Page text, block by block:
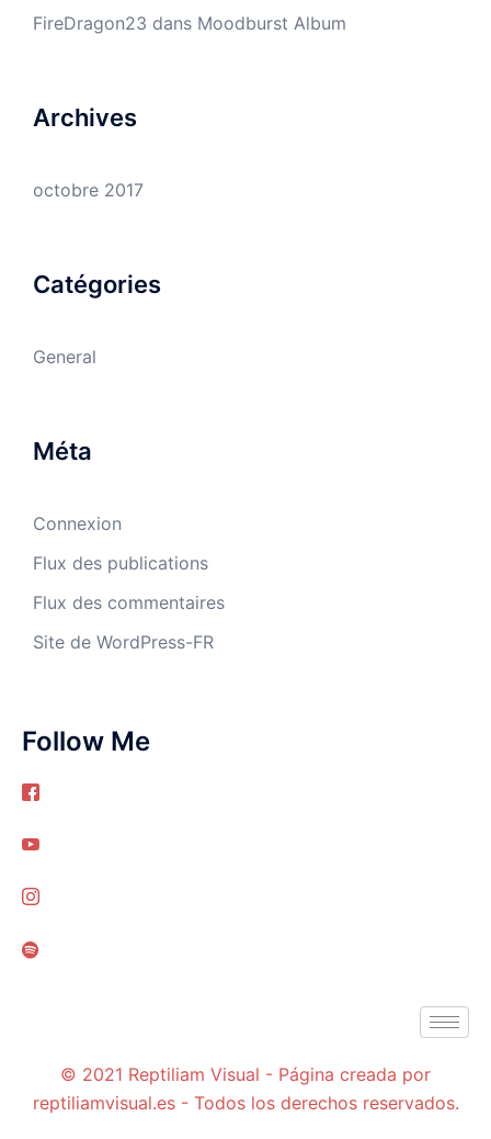
FireDragon23 dans Moodburst Album
Archives
octobre 2017
Catégories
General
Méta
Connexion
Flux des publications
Flux des commentaires
Site de WordPress-FR
Follow Me
© 2021 Reptiliam Visual - Página creada por
reptiliamvisual.es - Todos los derechos reservados.